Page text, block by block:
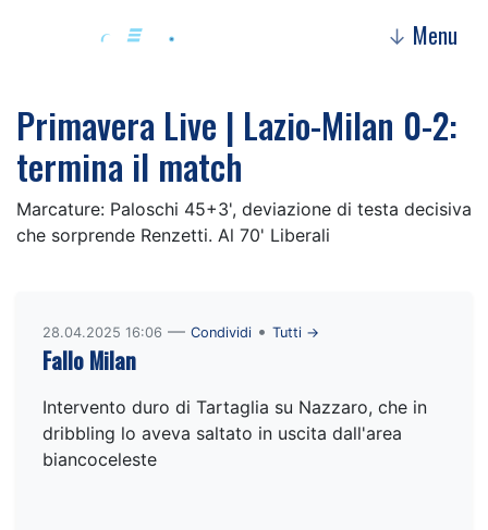
↓ Menu
Primavera Live | Lazio-Milan 0-2:
termina il match
Marcature: Paloschi 45+3', deviazione di testa decisiva
che sorprende Renzetti. Al 70' Liberali
28.04.2025 16:06 — Condividi • Tutti →
Fallo Milan
Intervento duro di Tartaglia su Nazzaro, che in
dribbling lo aveva saltato in uscita dall'area
biancoceleste